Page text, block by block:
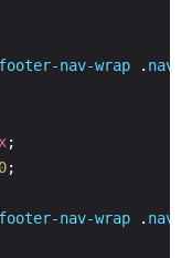
footer-nav-wrap . nav-
0
footer-nav-wrap . nav-